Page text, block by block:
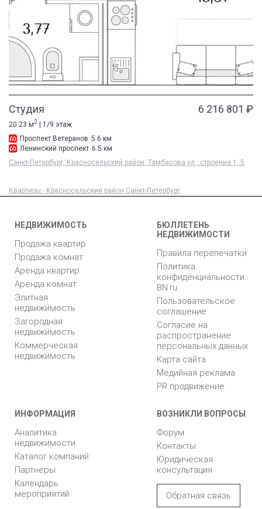
Студия 6 216 801 ₽
20.23 м2 | 1/9 этаж
Проспект Ветеранов 5.6 км
Ленинский проспект 6.5 км
Санкт-Петербург, Красносельский район, Тамбасова ул., строение 1, 5
Квартиры - Красносельский район Санкт-Петербург
НЕДВИЖИМОСТЬ
Продажа квартир
Продажа комнат
Аренда квартир
Аренда комнат
Элитная
недвижимость
Загородная
недвижимость
Коммерческая
недвижимость
БЮЛЛЕТЕНЬ
НЕДВИЖИМОСТИ
Правила перепечатки
Политика
конфиденциальности
BN.ru
Пользовательское
соглашение
Согласие на
распространение
персональных данных
Карта сайта
Медийная реклама
PR продвижение
ИНФОРМАЦИЯ
Аналитика
недвижимости
Каталог компаний
Партнеры
Календарь
мероприятий
ВОЗНИКЛИ ВОПРОСЫ
Форум
Контакты
Юридическая
консультация
Обратная связь